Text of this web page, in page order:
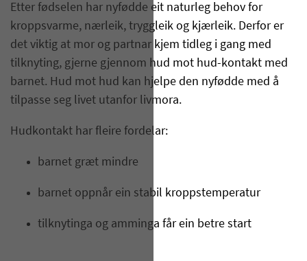
Etter fødselen har nyfødde eit naturleg behov for
kroppsvarme, nærleik, tryggleik og kjærleik. Derfor er
det viktig at mor og partnar kjem tidleg i gang med
tilknyting, gjerne gjennom hud mot hud-kontakt med
barnet. Hud mot hud kan hjelpe den nyfødde med å
tilpasse seg livet utanfor livmora.
Hudkontakt har fleire fordelar:
barnet græt mindre
barnet oppnår ein stabil kroppstemperatur
tilknytinga og amminga får ein betre start